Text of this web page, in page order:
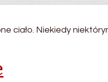
ciało. Niekiedy